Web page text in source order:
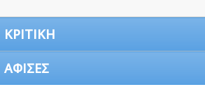
ΚΡΙΤΙΚΗ
ΑΦΙΣΕΣ